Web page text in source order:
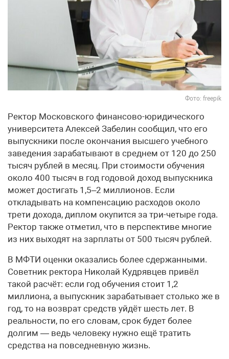
Фото: freepik
Ректор Московского финансово-юридического
университета Алексей Забелин сообщил, что его
выпускники после окончания высшего учебного
заведения зарабатывают в среднем от 120 до 250
тысяч рублей в месяц. При стоимости обучения
около 400 тысяч в год годовой доход выпускника
может достигать 1,5–2 миллионов. Если
откладывать на компенсацию расходов около
трети дохода, диплом окупится за три-четыре года.
Ректор также отметил, что в перспективе многие
из них выходят на зарплаты от 500 тысяч рублей.
В МФТИ оценки оказались более сдержанными.
Советник ректора Николай Кудрявцев привёл
такой расчёт: если год обучения стоит 1,2
миллиона, а выпускник зарабатывает столько же в
год, то на возврат средств уйдёт шесть лет. В
реальности, по его словам, срок будет более
долгим — ведь человеку нужно ещё тратить
средства на повседневную жизнь.